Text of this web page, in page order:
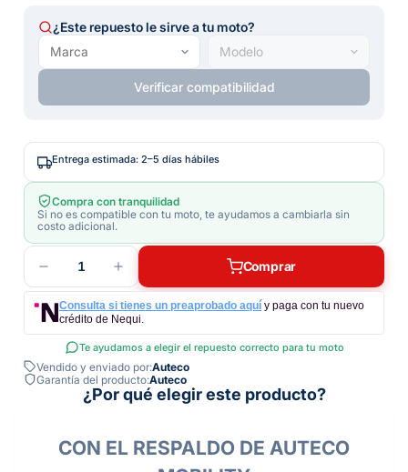
¿Este repuesto le sirve a tu moto?
Verificar compatibilidad
Entrega estimada: 2–5 días hábiles
Compra con tranquilidad
Si no es compatible con tu moto, te ayudamos a cambiarla sin
costo adicional.
1 Comprar
Consulta si tienes un preaprobado aquí y paga con tu nuevo
crédito de Nequi.
Te ayudamos a elegir el repuesto correcto para tu moto
Vendido y enviado por:Auteco
Garantía del producto:Auteco
¿Por qué elegir este producto?
CON EL RESPALDO DE AUTECO